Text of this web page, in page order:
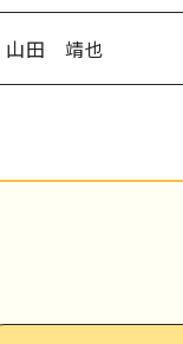
山田 靖也